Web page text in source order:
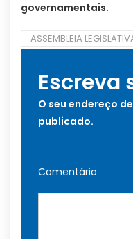
governamentais.
ASSEMBLEIA
Escreva
O seu endereço
publicado.
Comentário